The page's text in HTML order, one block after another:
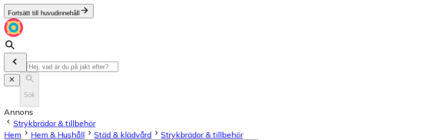
Fortsätt till huvudinnehåll
Sök
Annons
Strykbrädor & tillbehör
Hem
Hem & Hushåll Städ & klädvård Strykbrädor & tillbehör